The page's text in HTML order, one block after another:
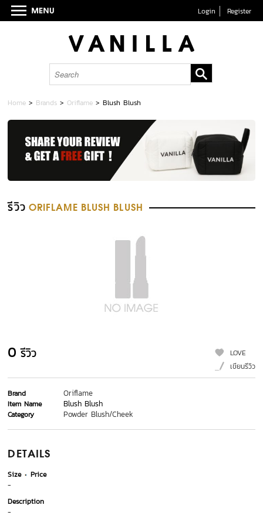
Login Register
Home > Brands > Oriflame >Blush Blush
รีวิว ORIFLAME BLUSH BLUSH
0 รีวิว
LOVE
เขียนรีวิว
Brand Oriflame
Item Name Blush Blush
Category Powder Blush/Cheek
DETAILS
Size
Price
-
Description
-